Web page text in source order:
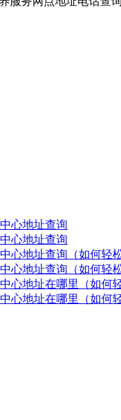
心地址查询
心地址查询
心地址查询（如何轻
心地址查询（如何轻
心地址在哪里（如何
心地址在哪里（如何